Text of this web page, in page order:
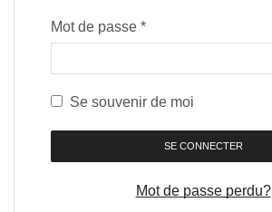
Mot de passe *
Se souvenir de moi
SE CONNECTER
Mot de passe perdu?